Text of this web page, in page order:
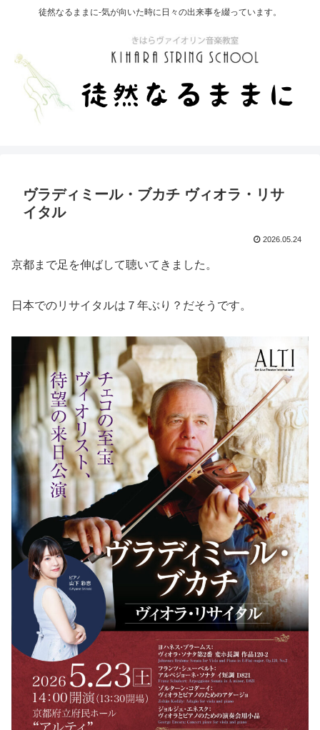
徒然なるままに-気が向いた時に日々の出来事を綴っています。
ヴラディミール・ブカチ ヴィオラ・リサ
イタル
2026.05.24
京都まで足を伸ばして聴いてきました。
日本でのリサイタルは７年ぶり？だそうです。